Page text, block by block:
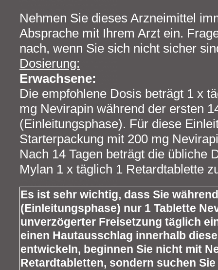
Nehmen Sie dieses Arzneimittel
Absprache mit Ihrem Arzt ein.
nach, wenn Sie sich nicht sicher
Dosierung:
Erwachsene:
Die empfohlene Dosis beträgt 1 x
mg Nevirapin während der ersten
(Einleitungsphase). Für diese
Starterpackung mit 200 mg
Nach 14 Tagen beträgt die übliche
Mylan 1 x täglich 1 Retardtablette
Es ist sehr wichtig, dass Sie
(Einleitungsphase) nur 1 Tablette
unverzögerter Freisetzung täglich
einen Hautausschlag innerhalb
entwickeln, beginnen Sie nicht mit
Retardtabletten, sondern suchen